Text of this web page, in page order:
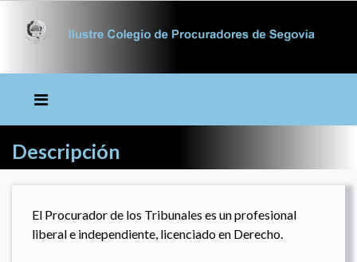
Descripción
El Procurador de los Tribunales es un profesional
liberal e independiente, licenciado en Derecho.